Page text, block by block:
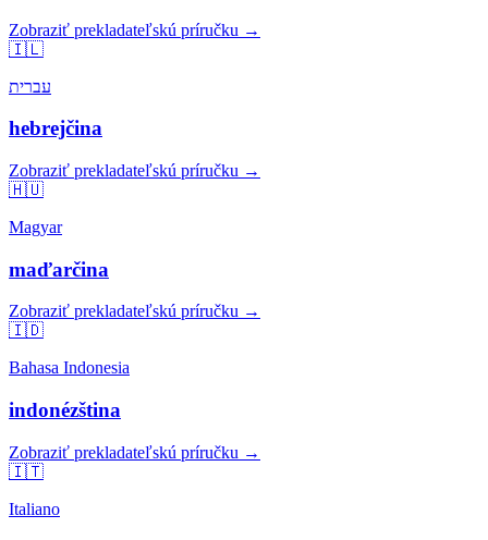
Zobraziť prekladateľskú príručku →
🇮🇱
עברית
hebrejčina
Zobraziť prekladateľskú príručku →
🇭🇺
Magyar
maďarčina
Zobraziť prekladateľskú príručku →
🇮🇩
Bahasa Indonesia
indonézština
Zobraziť prekladateľskú príručku →
🇮🇹
Italiano